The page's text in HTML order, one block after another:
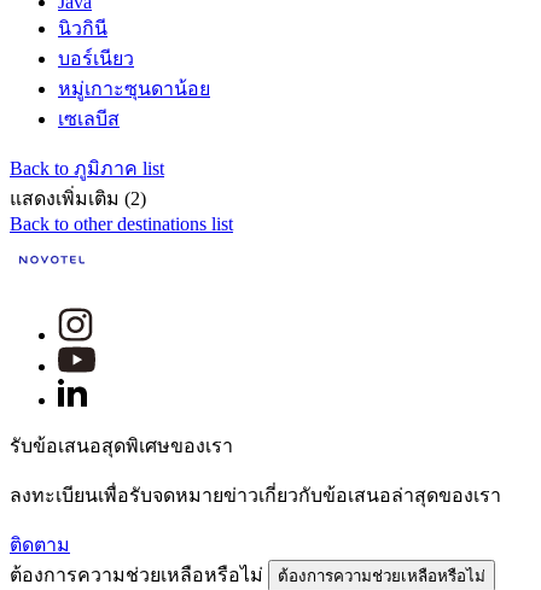
นิวกินี
บอร์เนียว
หมู่เกาะซุนดาน้อย
เซเลบีส
Back to ภูมิภาค list
แสดงเพิ่มเติม (2)
Back to other destinations list
รับข้อเสนอสุดพิเศษของเรา
ลงทะเบียนเพื่อรับจดหมายข่าวเกี่ยวกับข้อเสนอล่าสุดของเรา
ติดตาม
ต้องการความช่วยเหลือหรือไม่
ต้องการความช่วยเหลือหรือไม่